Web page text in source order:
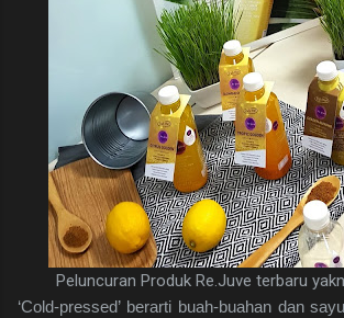
Peluncuran Produk Re.Juve terbaru
‘Cold-pressed’ berarti buah-buahan dan